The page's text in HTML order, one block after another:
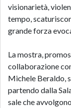
visionarietà,
tempo,
grande forza
La mostra,
collaborazione
Michele Beraldo,
partendo dalla
sale che